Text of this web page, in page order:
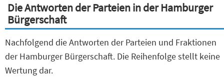
Die Antworten der Parteien in der Hamburger
Bürgerschaft
Nachfolgend die Antworten der Parteien und Fraktionen
der Hamburger Bürgerschaft. Die Reihenfolge stellt keine
Wertung dar.